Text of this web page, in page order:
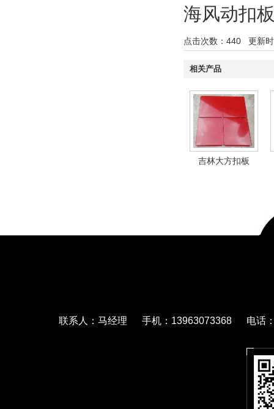
海风动扣
点击次数： 440 更新
相关产品
吉林大方扣板
联系人：马经理 手机：13963073368 电话